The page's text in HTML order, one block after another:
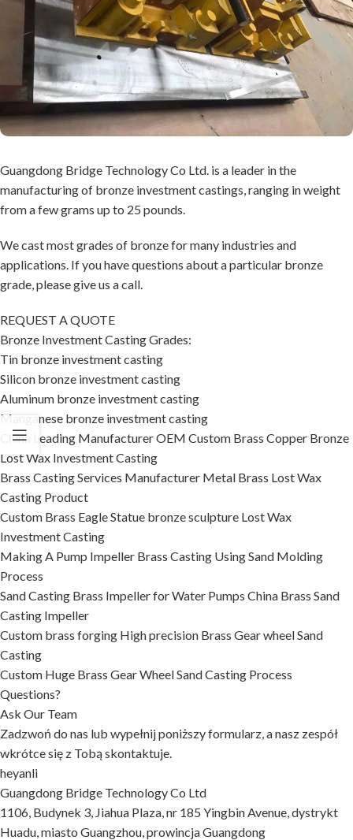
Guangdong Bridge Technology Co Ltd. is a leader in the
manufacturing of bronze investment castings, ranging in weight
from a few grams up to 25 pounds.
We cast most grades of bronze for many industries and
applications. If you have questions about a particular bronze
grade, please give us a call.
REQUEST A QUOTE
Bronze Investment Casting Grades:
Tin bronze investment casting
Silicon bronze investment casting
Aluminum bronze investment casting
Manganese bronze investment casting
China Leading Manufacturer OEM Custom Brass Copper Bronze
Lost Wax Investment Casting
Brass Casting Services Manufacturer Metal Brass Lost Wax
Casting Product
Custom Brass Eagle Statue bronze sculpture Lost Wax
Investment Casting
Making A Pump Impeller Brass Casting Using Sand Molding
Process
Sand Casting Brass Impeller for Water Pumps China Brass Sand
Casting Impeller
Custom brass forging High precision Brass Gear wheel Sand
Casting
Custom Huge Brass Gear Wheel Sand Casting Process
Questions?
Ask Our Team
Zadzwoń do nas lub wypełnij poniższy formularz, a nasz zespół
wkrótce się z Tobą skontaktuje.
heyanli
Guangdong Bridge Technology Co Ltd
1106, Budynek 3, Jiahua Plaza, nr 185 Yingbin Avenue, dystrykt
Huadu, miasto Guangzhou, prowincja Guangdong